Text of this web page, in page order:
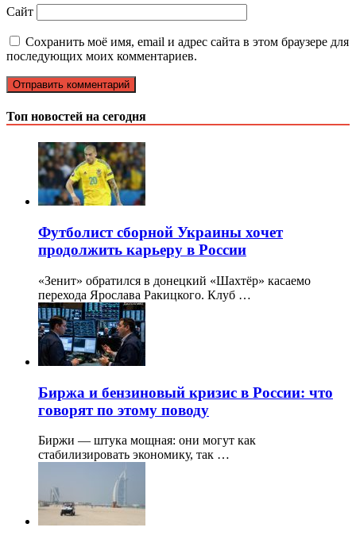
Сайт
Сохранить моё имя, email и адрес сайта в этом браузере для
последующих моих комментариев.
Топ новостей на сегодня
Футболист сборной Украины хочет
продолжить карьеру в России
«Зенит» обратился в донецкий «Шахтёр» касаемо
перехода Ярослава Ракицкого. Клуб …
Биржа и бензиновый кризис в России: что
говорят по этому поводу
Биржи — штука мощная: они могут как
стабилизировать экономику, так …